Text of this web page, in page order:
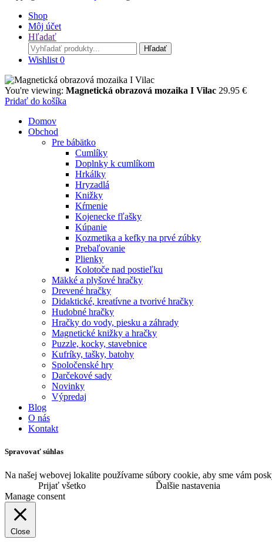
Shop
Môj účet
Hľadať
Search
for:
Hľadať
Wishlist 0
You're viewing: Magnetická obrazová mozaika I Vilac 29.95 €
Pridať do košíka
Domov
Obchod
Pre bábätko
Cumlíky
Doplnky k cumlíkom
Hrkálky
Hryzadlá
Knižky
Kŕmenie
Kojenecke fľašky
Kúpanie
Kozmetika a kefky na prvé zúbky
Prebaľovanie
Plienky
Kolotoče nad postieľku
Mäkké a plyšové hračky
Drevené hračky
Didaktické, kreatívne a tvorivé hračky
Hudobné hračky
Hračky do vody, piesku a záhrady
Magnetické knižky a hračky
Puzzle, kocky, stavebnice
Kufríky, tašky, batohy
Spoločenské hry
Darčekové sady
Novinky
Výpredaj
Blog
O nás
Kontakt
Spravovať súhlas
Na našej webovej lokalite používame súbory cookie, aby sme vám
Prijať všetko
Ďalšie nastavenia
Manage consent
Close